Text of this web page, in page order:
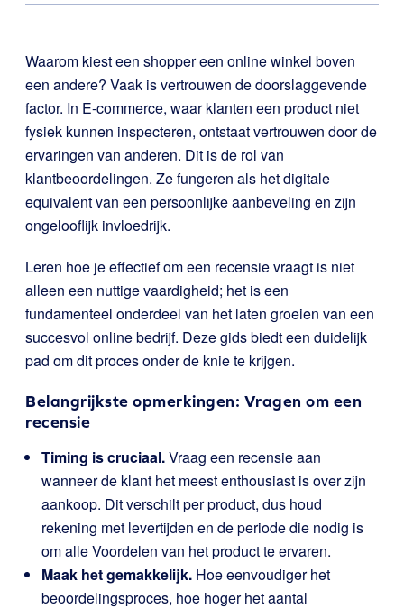
Waarom kiest een shopper een online winkel boven
een andere? Vaak is vertrouwen de doorslaggevende
factor. In E-commerce, waar klanten een product niet
fysiek kunnen inspecteren, ontstaat vertrouwen door de
ervaringen van anderen. Dit is de rol van
klantbeoordelingen. Ze fungeren als het digitale
equivalent van een persoonlijke aanbeveling en zijn
ongelooflijk invloedrijk.
Leren hoe je effectief om een recensie vraagt is niet
alleen een nuttige vaardigheid; het is een
fundamenteel onderdeel van het laten groeien van een
succesvol online bedrijf. Deze gids biedt een duidelijk
pad om dit proces onder de knie te krijgen.
Belangrijkste opmerkingen: Vragen om een
recensie
Timing is cruciaal.Vraag een recensie aan
wanneer de klant het meest enthousiast is over zijn
aankoop. Dit verschilt per product, dus houd
rekening met levertijden en de periode die nodig is
om alle Voordelen van het product te ervaren.
Maak het gemakkelijk. Hoe eenvoudiger het
beoordelingsproces, hoe hoger het aantal